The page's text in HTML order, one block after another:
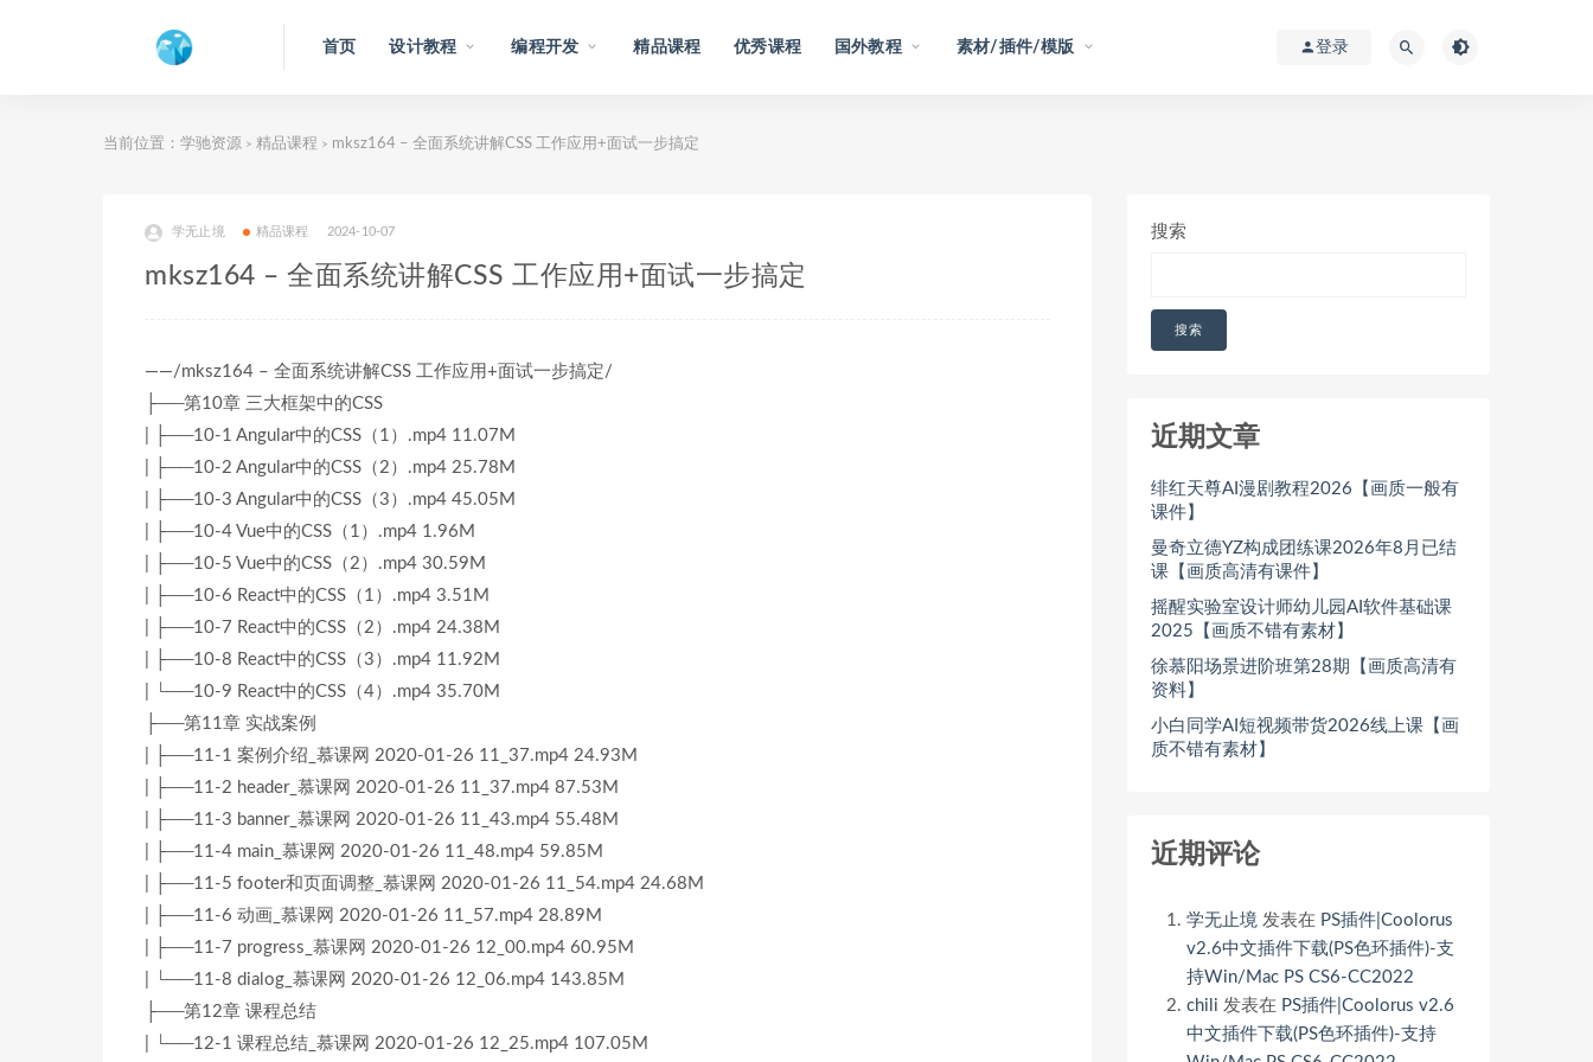
首页 设计教程 编程开发 精品课程 优秀课程 国外教程 素材/插件/模版 登录
当前位置： 学驰资源 > 精品课程 > mksz164 – 全面系统讲解CSS 工作应用+面试一步搞定
学无止境 精品课程 2024-10-07
mksz164 – 全面系统讲解CSS 工作应用+面试一步搞定
——/mksz164 – 全面系统讲解CSS 工作应用+面试一步搞定/
├──第10章 三大框架中的CSS
| ├──10-1 Angular中的CSS（1）.mp4 11.07M
| ├──10-2 Angular中的CSS（2）.mp4 25.78M
| ├──10-3 Angular中的CSS（3）.mp4 45.05M
| ├──10-4 Vue中的CSS（1）.mp4 1.96M
| ├──10-5 Vue中的CSS（2）.mp4 30.59M
| ├──10-6 React中的CSS（1）.mp4 3.51M
| ├──10-7 React中的CSS（2）.mp4 24.38M
| ├──10-8 React中的CSS（3）.mp4 11.92M
| └──10-9 React中的CSS（4）.mp4 35.70M
├──第11章 实战案例
| ├──11-1 案例介绍_慕课网 2020-01-26 11_37.mp4 24.93M
| ├──11-2 header_慕课网 2020-01-26 11_37.mp4 87.53M
| ├──11-3 banner_慕课网 2020-01-26 11_43.mp4 55.48M
| ├──11-4 main_慕课网 2020-01-26 11_48.mp4 59.85M
| ├──11-5 footer和页面调整_慕课网 2020-01-26 11_54.mp4 24.68M
| ├──11-6 动画_慕课网 2020-01-26 11_57.mp4 28.89M
| ├──11-7 progress_慕课网 2020-01-26 12_00.mp4 60.95M
| └──11-8 dialog_慕课网 2020-01-26 12_06.mp4 143.85M
├──第12章 课程总结
| └──12-1 课程总结_慕课网 2020-01-26 12_25.mp4 107.05M
搜索
搜索
近期文章
绯红天尊AI漫剧教程2026【画质一般有
课件】
曼奇立德YZ构成团练课2026年8月已结
课【画质高清有课件】
摇醒实验室设计师幼儿园AI软件基础课
2025【画质不错有素材】
徐慕阳场景进阶班第28期【画质高清有
资料】
小白同学AI短视频带货2026线上课【画
质不错有素材】
近期评论
学无止境 发表在 PS插件|Coolorus
v2.6中文插件下载(PS色环插件)-支
持Win/Mac PS CS6-CC2022
chili 发表在 PS插件|Coolorus v2.6
中文插件下载(PS色环插件)-支持